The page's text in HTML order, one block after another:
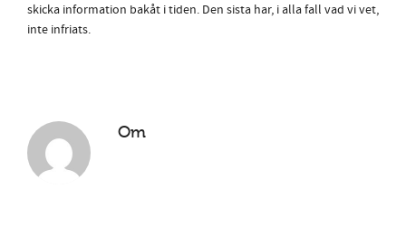
skicka information bakåt i tiden. Den sista har, i alla fall vad vi vet,
inte infriats.
Om